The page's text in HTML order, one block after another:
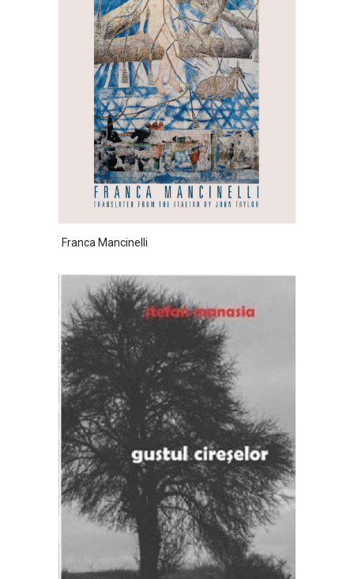
Franca Mancinelli